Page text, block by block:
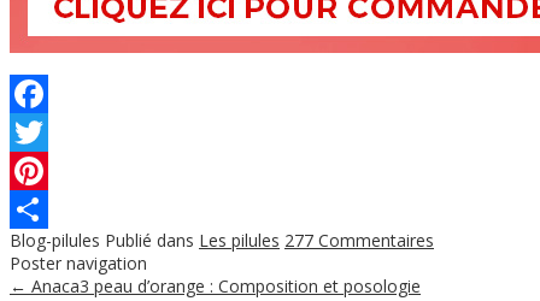
Facebook
Twitter
Pinterest
Partager
Blog-pilules Publié dans Les pilules 277 Commentaires
Poster navigation
← Anaca3 peau d’orange : Composition et posologie